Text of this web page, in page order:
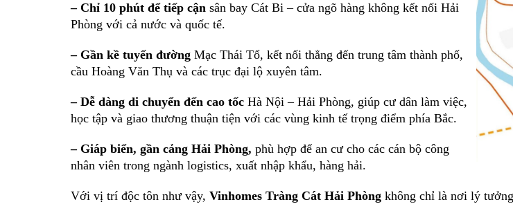
– Chỉ 10 phút để tiếp cận sân bay Cát Bi – cửa ngõ hàng không kết nối Hải
Phòng với cả nước và quốc tế.
– Gần kề tuyến đường Mạc Thái Tổ, kết nối thẳng đến trung tâm thành phố,
cầu Hoàng Văn Thụ và các trục đại lộ xuyên tâm.
– Dễ dàng di chuyển đến cao tốc Hà Nội – Hải Phòng, giúp cư dân làm việc,
học tập và giao thương thuận tiện với các vùng kinh tế trọng điểm phía Bắc.
– Giáp biển, gần cảng Hải Phòng, phù hợp để an cư cho các cán bộ công
nhân viên trong ngành logistics, xuất nhập khẩu, hàng hải.
Với vị trí độc tôn như vậy, Vinhomes Tràng Cát Hải Phòng không chỉ là nơi lý